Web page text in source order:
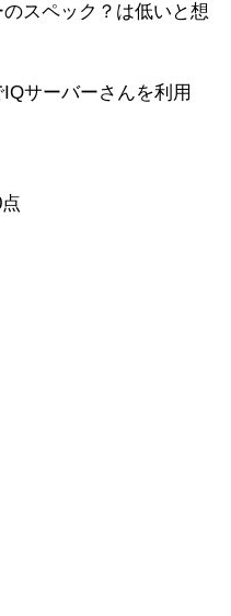
スペック？は低いと想
サーバーさんを利用